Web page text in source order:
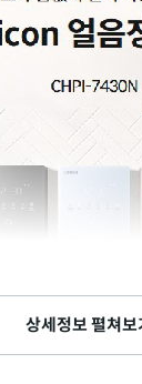
상세정보 펼쳐보